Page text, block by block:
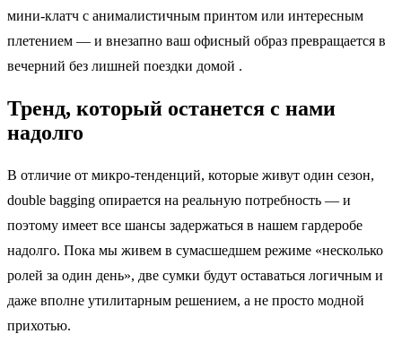
мини‑клатч с анималистичным принтом или интересным
плетением — и внезапно ваш офисный образ превращается в
вечерний без лишней поездки домой .
Тренд, который останется с нами
надолго
В отличие от микро‑тенденций, которые живут один сезон,
double bagging опирается на реальную потребность — и
поэтому имеет все шансы задержаться в нашем гардеробе
надолго. Пока мы живем в сумасшедшем режиме «несколько
ролей за один день», две сумки будут оставаться логичным и
даже вполне утилитарным решением, а не просто модной
прихотью.